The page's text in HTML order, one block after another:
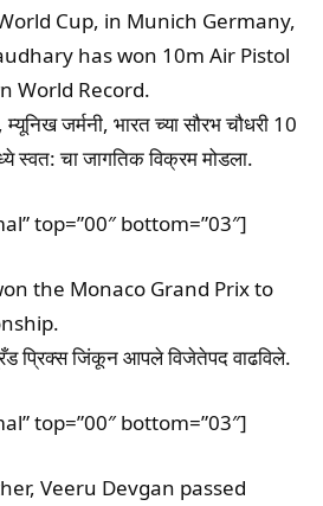
Cup, in Munich Germany,
has won 10m Air Pistol
World Record.
जर्मनी, भारत च्या सौरभ चौधरी 10
स्वत: चा जागतिक विक्रम मोडला.
top=”00″ bottom=”03″]
the Monaco Grand Prix to
प्रिक्स जिंकून आपले विजेतेपद वाढविले.
top=”00″ bottom=”03″]
Veeru Devgan passed